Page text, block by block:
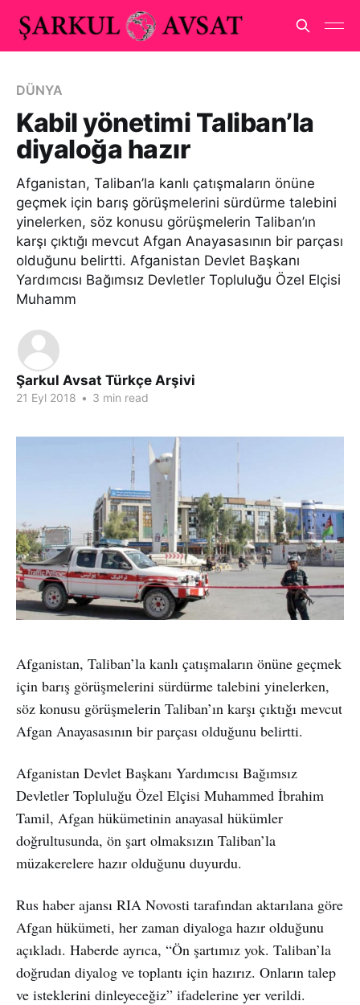
DÜNYA
Kabil yönetimi Taliban’la
diyaloğa hazır
Afganistan, Taliban’la kanlı çatışmaların önüne
geçmek için barış görüşmelerini sürdürme talebini
yinelerken, söz konusu görüşmelerin Taliban’ın
karşı çıktığı mevcut Afgan Anayasasının bir parçası
olduğunu belirtti. Afganistan Devlet Başkanı
Yardımcısı Bağımsız Devletler Topluluğu Özel Elçisi
Muhamm
Şarkul Avsat Türkçe Arşivi
21 Eyl 2018 • 3 min read
Afganistan, Taliban’la kanlı çatışmaların önüne geçmek
için barış görüşmelerini sürdürme talebini yinelerken,
söz konusu görüşmelerin Taliban’ın karşı çıktığı mevcut
Afgan Anayasasının bir parçası olduğunu belirtti.
Afganistan Devlet Başkanı Yardımcısı Bağımsız
Devletler Topluluğu Özel Elçisi Muhammed İbrahim
Tamil, Afgan hükümetinin anayasal hükümler
doğrultusunda, ön şart olmaksızın Taliban’la
müzakerelere hazır olduğunu duyurdu.
Rus haber ajansı RIA Novosti tarafından aktarılana göre
Afgan hükümeti, her zaman diyaloga hazır olduğunu
açıkladı. Haberde ayrıca, “Ön şartımız yok. Taliban’la
doğrudan diyalog ve toplantı için hazırız. Onların talep
ve isteklerini dinleyeceğiz” ifadelerine yer verildi.